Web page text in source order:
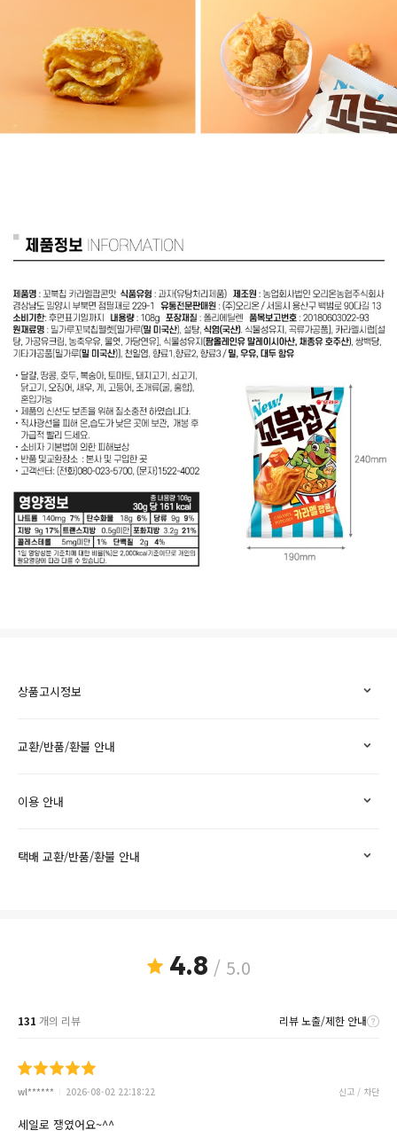
상품고시정보
교환/반품/환불 안내
이용 안내
택배 교환/반품/환불 안내
4.8 / 5.0
131 개의 리뷰 리뷰 노출/제한 안내
wl****** 2026-08-02 22:18:22 신고 / 차단
세일로 쟁였어요~^^